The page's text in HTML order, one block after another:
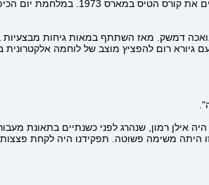
מילדותו הוא היה בחו"ל. הוריו יצאו לשליחויות מטעם
הגולן בואכה דמשק. מאז השתתף במאות גיחות
גיורא רום להפציץ מוצב של לוחמה
והמוביל שלו היה אילן רמון, שנהרג לפני כשנתיים
היתה משימה פשוטה. תפקידנו היה לקחת